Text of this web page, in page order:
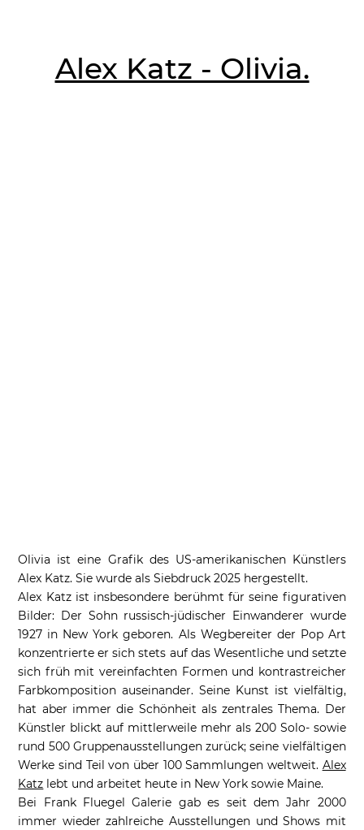
Alex Katz - Olivia.
Olivia ist eine Grafik des US-amerikanischen Künstlers
Alex Katz. Sie wurde als Siebdruck 2025 hergestellt.
Alex Katz ist insbesondere berühmt für seine figurativen
Bilder: Der Sohn russisch-jüdischer Einwanderer wurde
1927 in New York geboren. Als Wegbereiter der Pop Art
konzentrierte er sich stets auf das Wesentliche und setzte
sich früh mit vereinfachten Formen und kontrastreicher
Farbkomposition auseinander. Seine Kunst ist vielfältig,
hat aber immer die Schönheit als zentrales Thema. Der
Künstler blickt auf mittlerweile mehr als 200 Solo- sowie
rund 500 Gruppenausstellungen zurück; seine vielfältigen
Werke sind Teil von über 100 Sammlungen weltweit. Alex
Katz lebt und arbeitet heute in New York sowie Maine.
Bei Frank Fluegel Galerie gab es seit dem Jahr 2000
immer wieder zahlreiche Ausstellungen und Shows mit